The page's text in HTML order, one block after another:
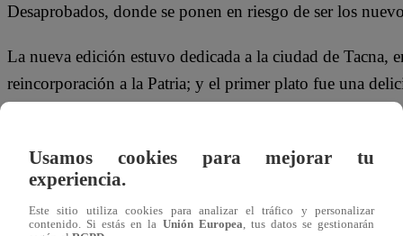
Desaprobados, donde se ponen en riesgo de ser los
La nueva edición estuvo dedicada a la ciudad de Tacna,
reincorporación a la Patria; y el primer plato fue una
Por ejemplo,
Gachi Rivero PROMETIÓ que no
por su lado,Vanessa Terkes y Christian Thorsen
aunque eso no evitó queella le reclame por el beso
Usamos cookies para mejorar tu
experiencia.
Este sitio utiliza cookies para analizar el tráfico y personalizar
contenido. Si estás en la Unión Europea , tus datos se gestionarán